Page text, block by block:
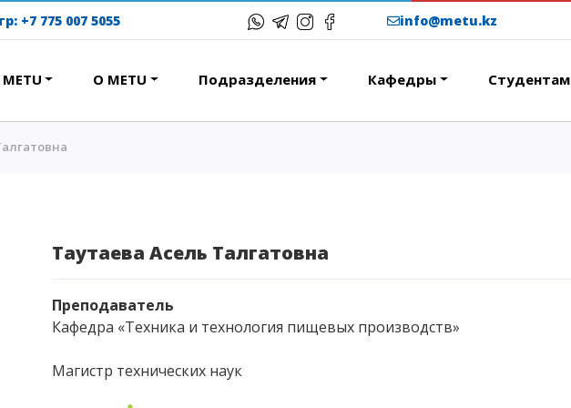
программа АССА
и общежития
тур
studying
Второе высшее
дистанционных технологий
+7 775 007 5055 info@metu.kz
О METU Подразделения Кафедры Студентам
Таутаева Асель Талгатовна
Преподаватель
Кафедра «Техника и технология пищевых производств»
Магистр технических наук